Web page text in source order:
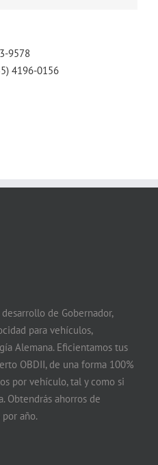
9578
4196-0156
de Gobernador,
para vehículos,
Alemana. Eficientamos tus
OBDII, de una forma 100%
por vehículo, tal y como si
Obtendrás ahorros de
año.